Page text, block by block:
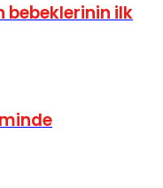
bebeklerinin ilk